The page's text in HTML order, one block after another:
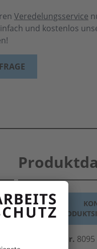
Veredelungsservice
und kostenlos
Herst.-Art.-Nr. 8095